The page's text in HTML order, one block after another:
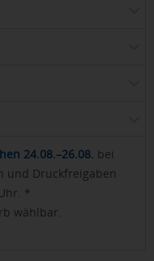
24.08.–26.08. bei
und Druckfreigaben
*
wählbar.